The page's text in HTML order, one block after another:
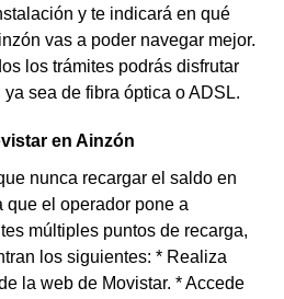
y te indicará en qué
vas a poder navegar mejor.
los trámites podrás disfrutar
sea de fibra óptica o ADSL.
en Ainzón
nunca recargar el saldo en
que el operador pone a
múltiples puntos de recarga,
los siguientes: * Realiza
la web de Movistar. * Accede